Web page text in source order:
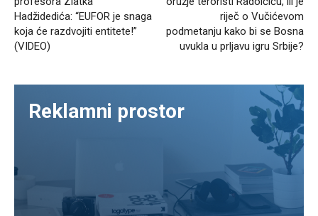
Hadžidedića: “EUFOR je snaga
koja će razdvojiti entitete!”
(VIDEO)
riječ o Vučićevom
podmetanju kako bi se Bosna
uvukla u prljavu igru Srbije?
Reklamni prostor